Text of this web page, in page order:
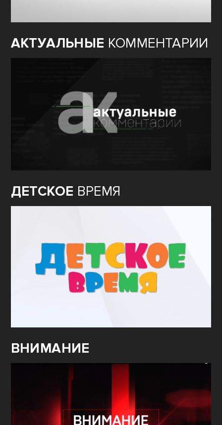
АКТУАЛЬНЫЕ КОММЕНТАРИИ
ДЕТСКОЕ ВРЕМЯ
ВНИМАНИЕ